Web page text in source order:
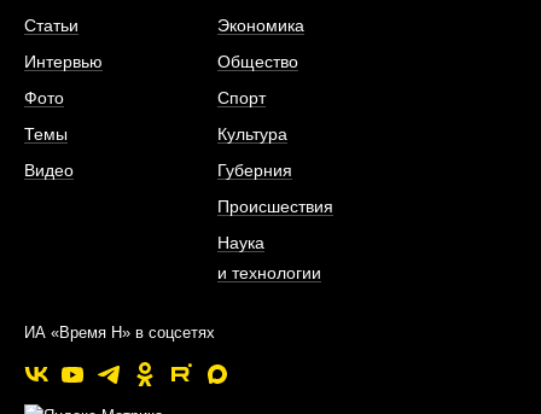
Статьи
Интервью
Фото
Темы
Видео
Экономика
Общество
Спорт
Культура
Губерния
Происшествия
Наука
и технологии
ИА «Время Н» в соцсетях